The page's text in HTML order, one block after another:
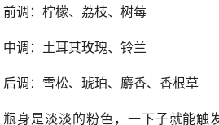
前调：柠檬、荔枝、树莓
中调：土耳其玫瑰、铃兰
后调：雪松、琥珀、麝香、香根草
瓶身是淡淡的粉色，一下子就能触